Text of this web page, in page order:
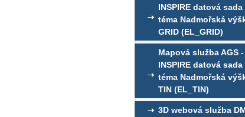
INSPIRE datová sada
téma Nadmořská
GRID (EL_GRID)
Mapová služba AGS -
INSPIRE datová sada
téma Nadmořská
TIN (EL_TIN)
3D webová služba